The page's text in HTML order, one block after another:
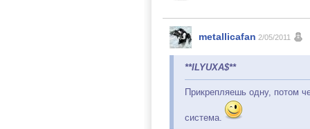
metallicafan 2/05/2011
**ILYUXA$**
Прикрепляешь одну, потом
система.